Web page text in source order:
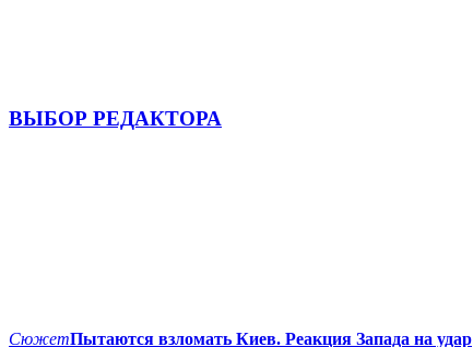
ВЫБОР РЕДАКТОРА
СюжетПытаются взломать Киев. Реакция Запада на удар